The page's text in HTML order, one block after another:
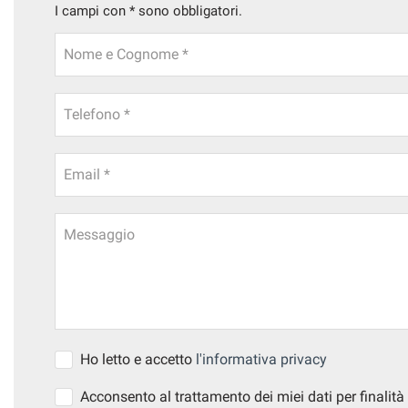
I campi con * sono obbligatori.
Nome e Cognome *
Telefono *
Email *
Messaggio
Ho letto e accetto l'informativa privacy
Acconsento al trattamento dei miei dati per finalità